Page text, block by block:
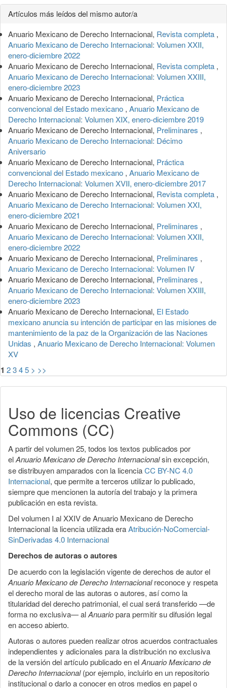
Detalles
del
artículo
Artículos más leídos del mismo autor/a
Anuario Mexicano de Derecho Internacional, Revista completa ,
Anuario Mexicano de Derecho Internacional: Volumen XXII,
enero-diciembre 2022
Anuario Mexicano de Derecho Internacional, Revista completa ,
Anuario Mexicano de Derecho Internacional: Volumen XXIII,
enero-diciembre 2023
Anuario Mexicano de Derecho Internacional, Práctica
convencional del Estado mexicano , Anuario Mexicano de
Derecho Internacional: Volumen XIX, enero-diciembre 2019
Anuario Mexicano de Derecho Internacional, Preliminares ,
Anuario Mexicano de Derecho Internacional: Décimo
Aniversario
Anuario Mexicano de Derecho Internacional, Práctica
convencional del Estado mexicano , Anuario Mexicano de
Derecho Internacional: Volumen XVII, enero-diciembre 2017
Anuario Mexicano de Derecho Internacional, Revista completa ,
Anuario Mexicano de Derecho Internacional: Volumen XXI,
enero-diciembre 2021
Anuario Mexicano de Derecho Internacional, Preliminares ,
Anuario Mexicano de Derecho Internacional: Volumen XXII,
enero-diciembre 2022
Anuario Mexicano de Derecho Internacional, Preliminares ,
Anuario Mexicano de Derecho Internacional: Volumen IV
Anuario Mexicano de Derecho Internacional, Preliminares ,
Anuario Mexicano de Derecho Internacional: Volumen XXIII,
enero-diciembre 2023
Anuario Mexicano de Derecho Internacional, El Estado
mexicano anuncia su intención de participar en las misiones de
mantenimiento de la paz de la Organización de las Naciones
Unidas , Anuario Mexicano de Derecho Internacional: Volumen
XV
1 2345 > >>
Uso de licencias Creative
Commons (CC)
A partir del volumen 25, todos los textos publicados por
elAnuario Mexicano de Derecho Internacionalsin excepción,
se distribuyen amparados con la licenciaCC BY-NC 4.0
Internacional, que permite a terceros utilizar lo publicado,
siempre que mencionen la autoría del trabajo y la primera
publicación en esta revista.
Del volumen I al XXIV de Anuario Mexicano de Derecho
Internacional la licencia utilizada eraAtribución-NoComercial-
SinDerivadas 4.0 Internacional
Derechos de autoras o autores
De acuerdo con la legislación vigente de derechos de autor el
Anuario Mexicano de Derecho Internacionalreconoce y respeta
el derecho moral de las autoras o autores, así como la
titularidad del derecho patrimonial, el cual será transferido —de
forma no exclusiva— alAnuariopara permitir su difusión legal
en acceso abierto.
Autoras o autores pueden realizar otros acuerdos contractuales
independientes y adicionales para la distribución no exclusiva
de la versión del artículo publicado en elAnuario Mexicano de
Derecho Internacional(por ejemplo, incluirlo en un repositorio
institucional o darlo a conocer en otros medios en papel o